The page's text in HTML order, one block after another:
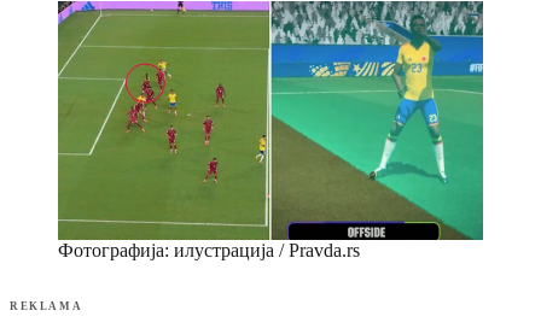
Фотографија: илустрација / Pravda.rs
REKLAMA